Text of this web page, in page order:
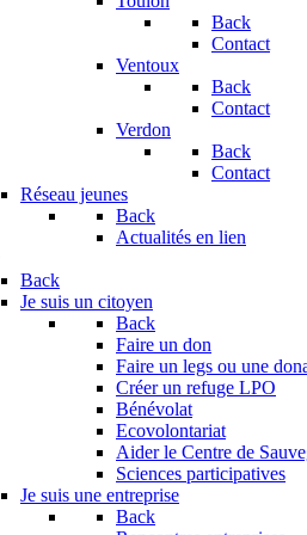
Back
Contact
Ventoux
Back
Contact
Verdon
Back
Contact
Réseau jeunes
Back
Actualités en lien
Back
Je suis un citoyen
Back
Faire un don
Faire un legs ou une
Créer un refuge LPO
Bénévolat
Ecovolontariat
Aider le Centre de
Sciences participatives
Je suis une entreprise
Back